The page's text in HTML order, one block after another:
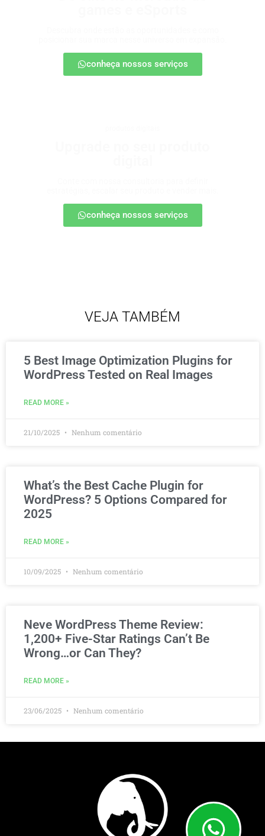
conheça nossos serviços
conheça nossos serviços
VEJA TAMBÉM
5 Best Image Optimization Plugins for
WordPress Tested on Real Images
READ MORE »
21/10/2025 Nenhum comentário
What’s the Best Cache Plugin for
WordPress? 5 Options Compared for
2025
READ MORE »
10/09/2025 Nenhum comentário
Neve WordPress Theme Review:
1,200+ Five-Star Ratings Can’t Be
Wrong…or Can They?
READ MORE »
23/06/2025 Nenhum comentário